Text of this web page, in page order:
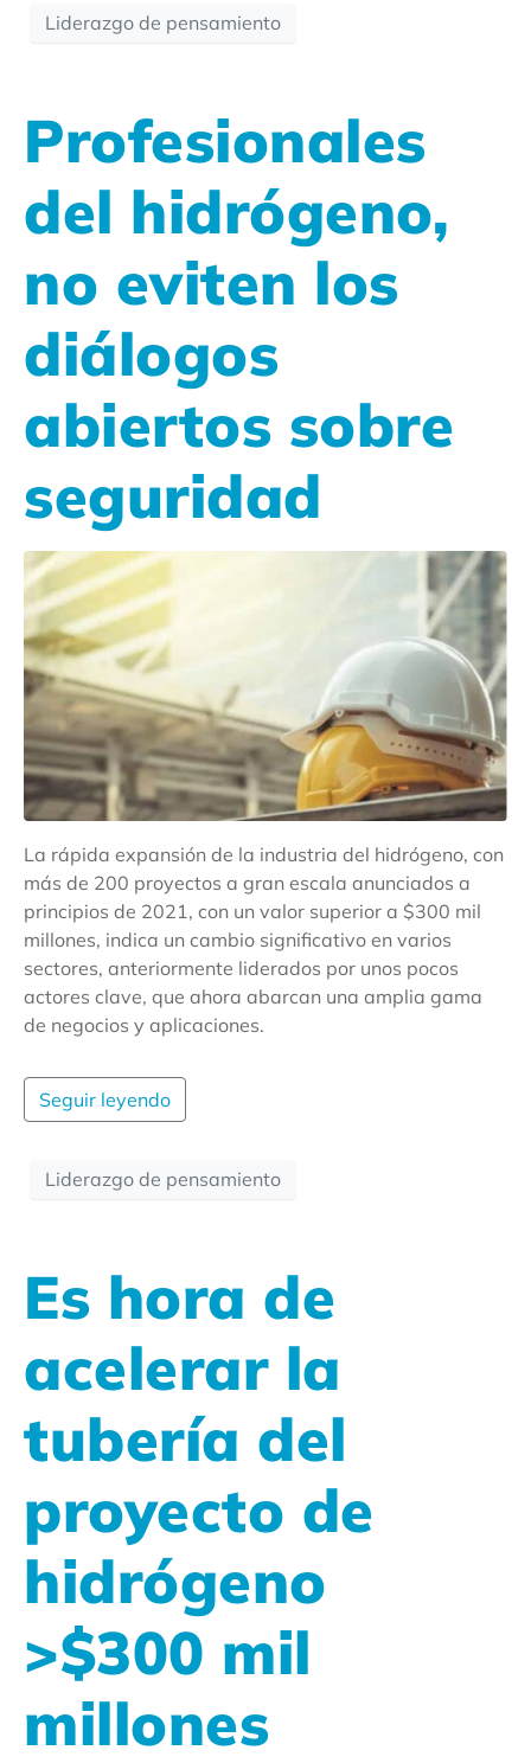
Liderazgo de pensamiento
Profesionales
del hidrógeno,
no eviten los
diálogos
abiertos sobre
seguridad
La rápida expansión de la industria del hidrógeno, con
más de 200 proyectos a gran escala anunciados a
principios de 2021, con un valor superior a $300 mil
millones, indica un cambio significativo en varios
sectores, anteriormente liderados por unos pocos
actores clave, que ahora abarcan una amplia gama
de negocios y aplicaciones.
Seguir leyendo
Liderazgo de pensamiento
Es hora de
acelerar la
tubería del
proyecto de
hidrógeno
>$300 mil
millones